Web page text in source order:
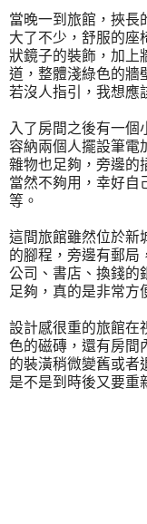
當晚一到旅館，挾長
大了不少，舒服的座
狀鏡子的裝飾，加上
道，整體淺綠色的牆
若沒人指引，我想應
入了房間之後有一個
容納兩個人擺設筆電
雜物也足夠，旁邊的
當然不夠用，幸好自
等。
這間旅館雖然位於新
的腳程，旁邊有郵局
公司、書店、換錢的
足夠，真的是非常方
設計感很重的旅館在
色的磁磚，還有房間
的裝潢稍微變舊或者
是不是到時後又要重